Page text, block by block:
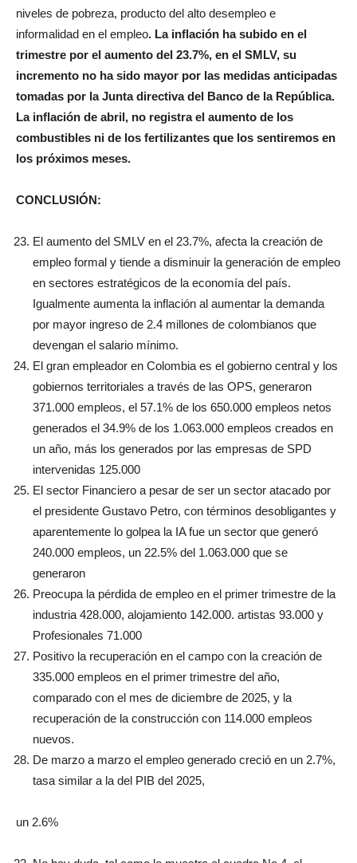
niveles de pobreza, producto del alto desempleo e
informalidad en el empleo. La inflación ha subido en el
trimestre por el aumento del 23.7%, en el SMLV, su
incremento no ha sido mayor por las medidas anticipadas
tomadas por la Junta directiva del Banco de la República.
La inflación de abril, no registra el aumento de los
combustibles ni de los fertilizantes que los sentiremos en
los próximos meses.
CONCLUSIÓN:
El aumento del SMLV en el 23.7%, afecta la creación de
empleo formal y tiende a disminuir la generación de empleo
en sectores estratégicos de la economía del país.
Igualmente aumenta la inflación al aumentar la demanda
por mayor ingreso de 2.4 millones de colombianos que
devengan el salario mínimo.
El gran empleador en Colombia es el gobierno central y los
gobiernos territoriales a través de las OPS, generaron
371.000 empleos, el 57.1% de los 650.000 empleos netos
generados el 34.9% de los 1.063.000 empleos creados en
un año, más los generados por las empresas de SPD
intervenidas 125.000
El sector Financiero a pesar de ser un sector atacado por
el presidente Gustavo Petro, con términos desobligantes y
aparentemente lo golpea la IA fue un sector que generó
240.000 empleos, un 22.5% del 1.063.000 que se
generaron
Preocupa la pérdida de empleo en el primer trimestre de la
industria 428.000, alojamiento 142.000. artistas 93.000 y
Profesionales 71.000
Positivo la recuperación en el campo con la creación de
335.000 empleos en el primer trimestre del año,
comparado con el mes de diciembre de 2025, y la
recuperación de la construcción con 114.000 empleos
nuevos.
De marzo a marzo el empleo generado creció en un 2.7%,
tasa similar a la del PIB del 2025,
un 2.6%